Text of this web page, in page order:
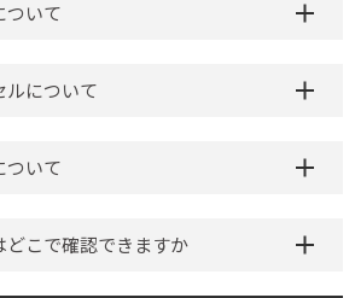
ついて
ルについて
ついて
どこで確認できますか